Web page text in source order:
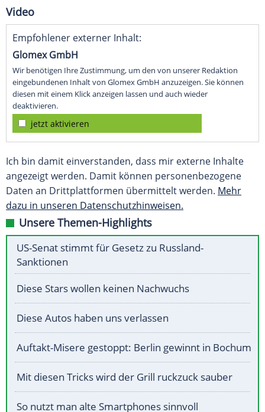
Video
Empfohlener externer Inhalt:
Glomex GmbH
Wir benötigen Ihre Zustimmung, um den von unserer Redaktion
eingebundenen Inhalt von Glomex GmbH anzuzeigen. Sie können
diesen mit einem Klick anzeigen lassen und auch wieder
deaktivieren.
jetzt aktivieren
Ich bin damit einverstanden, dass mir externe Inhalte
angezeigt werden. Damit können personenbezogene
Daten an Drittplattformen übermittelt werden. Mehr
dazu in unseren Datenschutzhinweisen.
Unsere Themen-Highlights
US-Senat stimmt für Gesetz zu Russland-
Sanktionen
Diese Stars wollen keinen Nachwuchs
Diese Autos haben uns verlassen
Auftakt-Misere gestoppt: Berlin gewinnt in Bochum
Mit diesen Tricks wird der Grill ruckzuck sauber
So nutzt man alte Smartphones sinnvoll